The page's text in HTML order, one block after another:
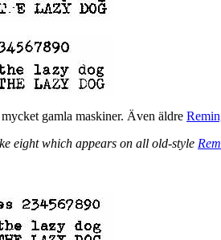
gamla maskiner. Även äldre
eight which appears on all old-style